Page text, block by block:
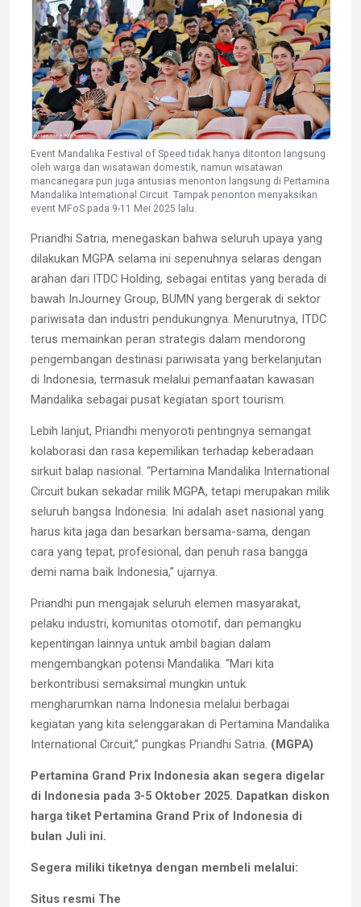
Event Mandalika Festival of Speed tidak hanya ditonton langsung
oleh warga dan wisatawan domestik, namun wisatawan
mancanegara pun juga antusias menonton langsung di Pertamina
Mandalika International Circuit. Tampak penonton menyaksikan
event MFoS pada 9-11 Mei 2025 lalu.
Priandhi Satria, menegaskan bahwa seluruh upaya yang
dilakukan MGPA selama ini sepenuhnya selaras dengan
arahan dari ITDC Holding, sebagai entitas yang berada di
bawah InJourney Group, BUMN yang bergerak di sektor
pariwisata dan industri pendukungnya. Menurutnya, ITDC
terus memainkan peran strategis dalam mendorong
pengembangan destinasi pariwisata yang berkelanjutan
di Indonesia, termasuk melalui pemanfaatan kawasan
Mandalika sebagai pusat kegiatan sport tourism.
Lebih lanjut, Priandhi menyoroti pentingnya semangat
kolaborasi dan rasa kepemilikan terhadap keberadaan
sirkuit balap nasional. “Pertamina Mandalika International
Circuit bukan sekadar milik MGPA, tetapi merupakan milik
seluruh bangsa Indonesia. Ini adalah aset nasional yang
harus kita jaga dan besarkan bersama-sama, dengan
cara yang tepat, profesional, dan penuh rasa bangga
demi nama baik Indonesia,” ujarnya.
Priandhi pun mengajak seluruh elemen masyarakat,
pelaku industri, komunitas otomotif, dan pemangku
kepentingan lainnya untuk ambil bagian dalam
mengembangkan potensi Mandalika. “Mari kita
berkontribusi semaksimal mungkin untuk
mengharumkan nama Indonesia melalui berbagai
kegiatan yang kita selenggarakan di Pertamina Mandalika
International Circuit,” pungkas Priandhi Satria. (MGPA)
Pertamina Grand Prix Indonesia akan segera digelar
di Indonesia pada 3-5 Oktober 2025. Dapatkan diskon
harga tiket Pertamina Grand Prix of Indonesia di
bulan Juli ini.
Segera miliki tiketnya dengan membeli melalui:
Situs resmi The